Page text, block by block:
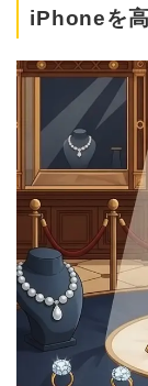
iPhoneを